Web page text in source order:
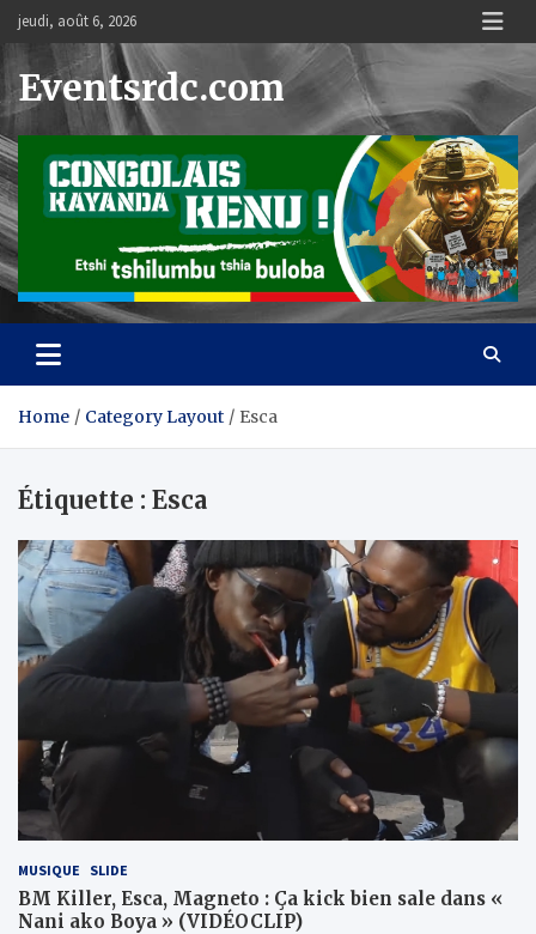
Skip
content
jeudi, août 6, 2026
Eventsrdc.com
Home Category Layout Esca
Étiquette : Esca
MUSIQUE SLIDE
BM Killer, Esca, Magneto : Ça kick bien sale dans «
Nani ako Boya » (VIDÉOCLIP)